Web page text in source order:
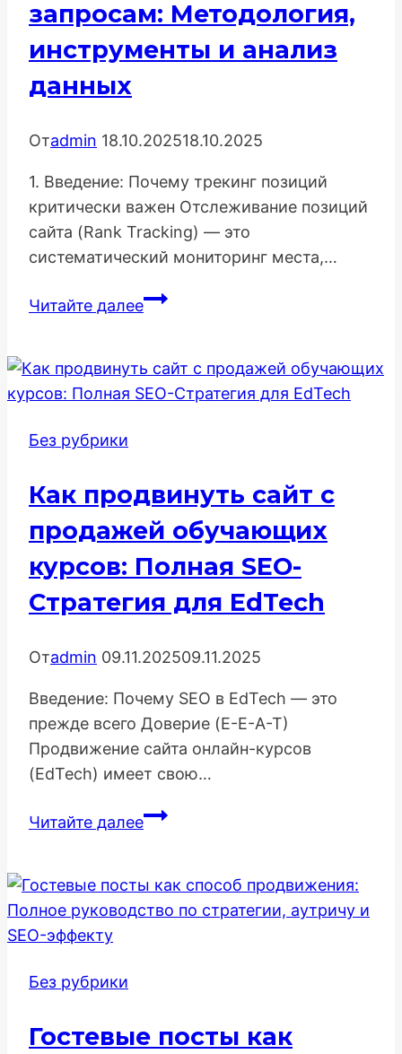
Сезонность
запросам: Методология,
инструменты и анализ
данных
Отadmin 18.10.202518.10.2025
1. Введение: Почему трекинг позиций
критически важен Отслеживание позиций
сайта (Rank Tracking) — это
систематический мониторинг места,…
Читайте далееКак
сайта
по
и
анализ
данных
Без рубрики
Как продвинуть сайт с
продажей обучающих
курсов: Полная SEO-
Стратегия для EdTech
Отadmin 09.11.202509.11.2025
Введение: Почему SEO в EdTech — это
прежде всего Доверие (E-E-A-T)
Продвижение сайта онлайн-курсов
(EdTech) имеет свою…
Читайте далееКак
с
продажей
Стратегия
Без рубрики
Гостевые посты как